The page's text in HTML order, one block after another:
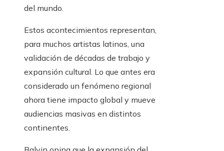
del mundo.
Estos acontecimientos representan,
para muchos artistas latinos, una
validación de décadas de trabajo y
expansión cultural. Lo que antes era
considerado un fenómeno regional
ahora tiene impacto global y mueve
audiencias masivas en distintos
continentes.